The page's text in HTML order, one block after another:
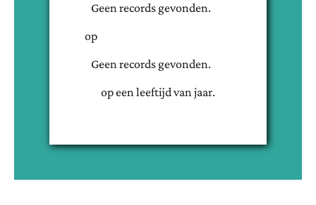
Geen records gevonden.
op
Geen records gevonden.
op een leeftijd vanjaar.